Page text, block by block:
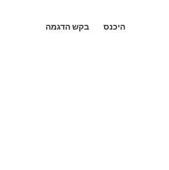
בקש הדגמה היכנס